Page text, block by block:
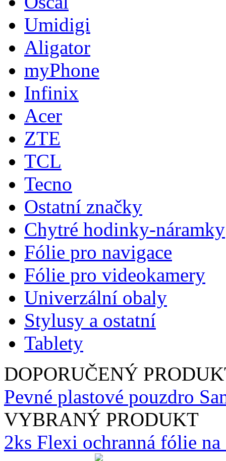
Umidigi
Aligator
myPhone
Infinix
Acer
ZTE
TCL
Tecno
Ostatní značky
Chytré hodinky-náramky
Fólie pro navigace
Fólie pro videokamery
Univerzální obaly
Stylusy a ostatní
Tablety
DOPORUČENÝ
Pevné plastové pouzdro
VYBRANÝ PRODUKT
2ks Flexi ochranná fólie